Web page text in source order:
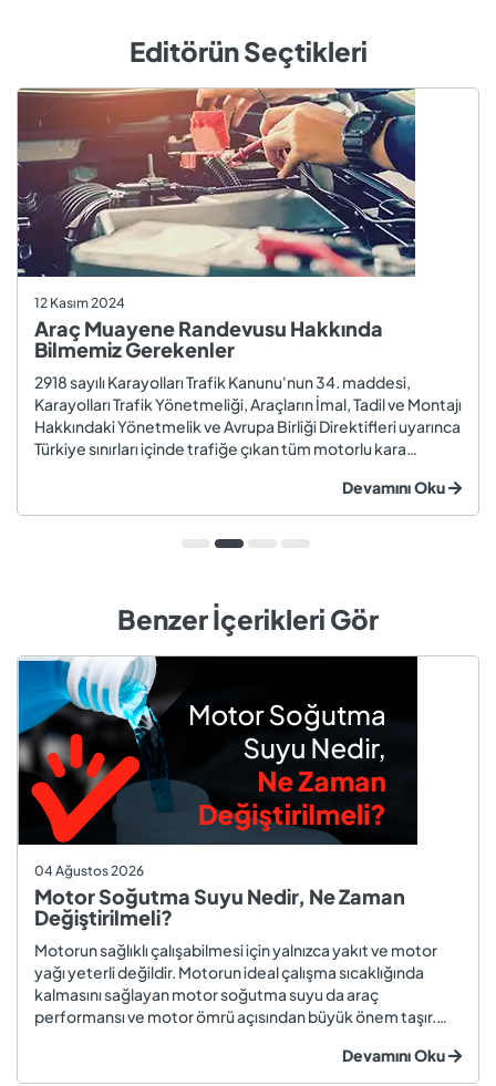
Editörün Seçtikleri
12 Kasım 2024
Araç Muayene Randevusu Hakkında
Bilmemiz Gerekenler
2918 sayılı Karayolları Trafik Kanunu'nun 34. maddesi,
Karayolları Trafik Yönetmeliği, Araçların İmal, Tadil ve Montajı
Hakkındaki Yönetmelik ve Avrupa Birliği Direktifleri uyarınca
Türkiye sınırları içinde trafiğe çıkan tüm motorlu kara
zorundadır. Araç muayenesi; otomobil, motosiklet,
kamyon, kamyo...
Devamını Oku
Benzer İçerikleri Gör
04 Ağustos 2026
Motor Soğutma Suyu Nedir, Ne Zaman
Değiştirilmeli?
Motorun sağlıklı çalışabilmesi için yalnızca yakıt ve motor
yağı yeterli değildir. Motorun ideal çalışma sıcaklığında
kalmasını sağlayan motor soğutma suyu da araç
performansı ve motor ömrü açısından büyük önem taşır.
değiştirilmeyen soğutma suyu; hararet, korozyon, motor
Devamını Oku